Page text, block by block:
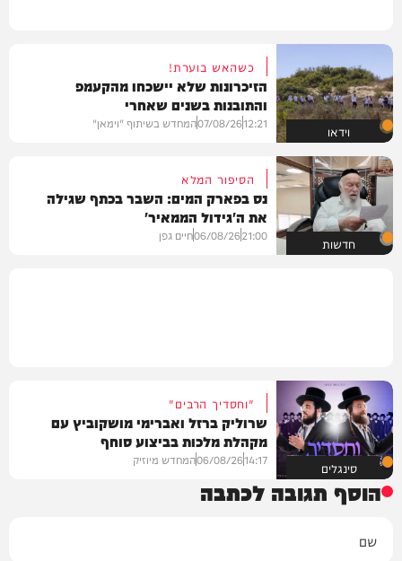
וידאו
כשהאש בוערת!
הזיכרונות שלא יישכחו מהקעמפ
והתובנות בשנים שאחרי
12:21
07/08/26המחדש בשיתוף "וימאן"
חדשות
הסיפור המלא
נס בפארק המים: השבר בכתף שגילה
את ה'גידול הממאיר'
21:00
06/08/26חיים גפן
סינגלים
"וחסדיך הרבים"
שרוליק ברזל ואברימי מושקוביץ עם
מקהלת מלכות בביצוע סוחף
14:17
06/08/26המחדש מיוזיק
הוסף תגובה לכתבה